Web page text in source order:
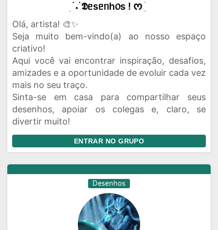
ִ ࣪ ˖ ࣪𝕯ᥱsᥱᥒһ᥆s ! ᰔ ִ ׄ
Olá, artista! 🎨✨
Seja muito bem-vindo(a) ao nosso espaço
criativo!
Aqui você vai encontrar inspiração, desafios,
amizades e a oportunidade de evoluir cada vez
mais no seu traço.
Sinta-se em casa para compartilhar seus
desenhos, apoiar os colegas e, claro, se
divertir muito!⁩
ENTRAR NO GRUPO
Desenhos